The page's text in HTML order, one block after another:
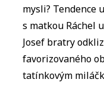
mysli? Tendence
s matkou Ráchel
Josef bratry
favorizovaného
tatínkovým